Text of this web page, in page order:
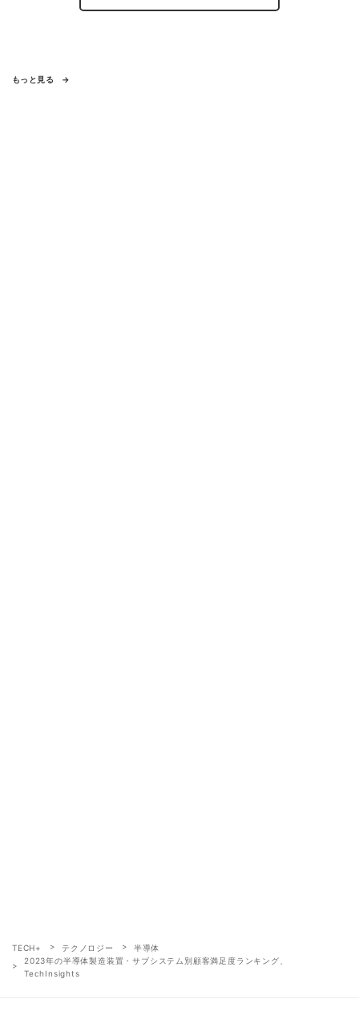
もっと見る
TECH+ テクノロジー
半導体
2023年の半導体製造装置・サブシステム別顧客満足度ランキング、
TechInsights